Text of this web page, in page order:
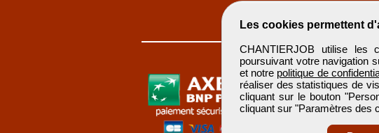
Les cookies permettent
CHANTIERJOB utilise les
poursuivant votre navigation
et notre politique de
réaliser des statistiques de
cliquant sur le bouton
cliquant sur "Paramètres des